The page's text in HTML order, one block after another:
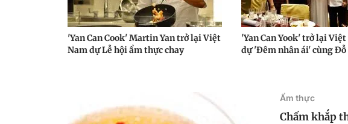
'Yan Can Cook' Martin Yan trở lại Việt
Nam dự Lễ hội ẩm thực chay
'Yan Can Yook' trở lại
dự 'Đêm nhân ái' cùng
Ẩm thực
Chấm khắp